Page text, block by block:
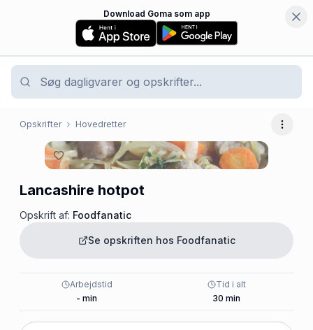
Download Goma som app
Opskrifter Hovedretter Flere
Lancashire hotpot
Opskrift af: Foodfanatic
Se opskriften hos Foodfanatic
Arbejdstid
- min
Tid i alt
30 min